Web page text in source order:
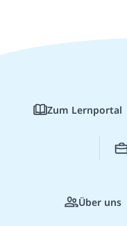
Zum Lernportal
Über uns